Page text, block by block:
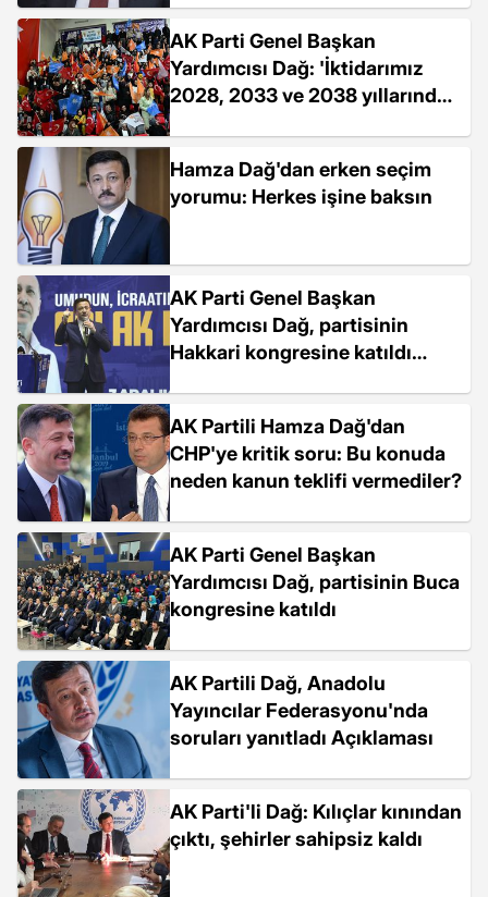
AK Parti Genel Başkan
Yardımcısı Dağ: 'İktidarımız
2028, 2033 ve 2038 yıllarında
Hamza Dağ'dan erken seçim
yorumu: Herkes işine baksın
AK Parti Genel Başkan
Yardımcısı Dağ, partisinin
Hakkari kongresine katıldı
AK Partili Hamza Dağ'dan
CHP'ye kritik soru: Bu konuda
neden kanun teklifi vermediler?
AK Parti Genel Başkan
Yardımcısı Dağ, partisinin Buca
kongresine katıldı
AK Partili Dağ, Anadolu
Yayıncılar Federasyonu'nda
soruları yanıtladı Açıklaması
AK Parti'li Dağ: Kılıçlar kınından
çıktı, şehirler sahipsiz kaldı